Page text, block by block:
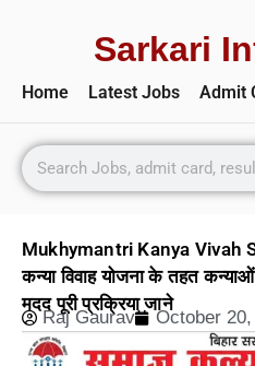
Sarkari
Home Latest Jobs Admit
Mukhymantri Kanya Vivah
कन्या विवाह योजना के तहत
मदद पूरी प्रक्रिया जाने
Raj Gaurav October